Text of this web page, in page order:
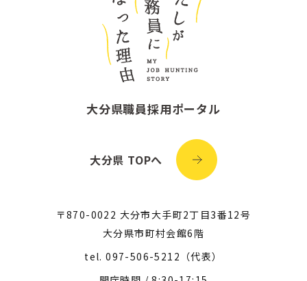
大分県職員採用ポータル
大分県 TOPへ
〒870-0022 大分市大手町2丁目3番12号
大分県市町村会館6階
tel.097-506-5212 （代表）